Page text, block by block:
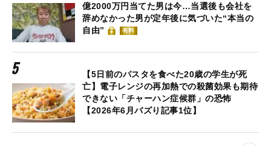
億2000万円当てた男は今…当選後も会社を
辞めなかった男が定年後に気づいた“本当の
自由”
有料
【5日前のパスタを食べた20歳の学生が死
亡】電子レンジの再加熱での殺菌効果も期待
できない「チャーハン症候群」の恐怖
【2026年6月バズり記事1位】